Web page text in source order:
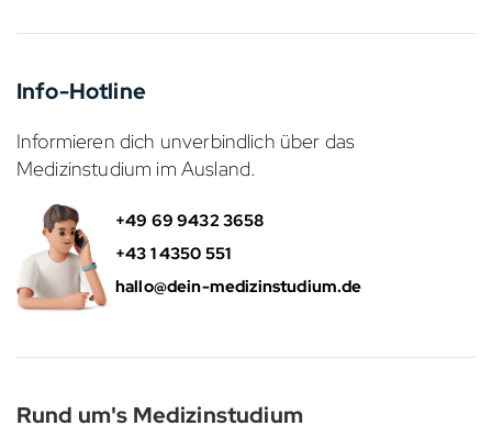
Info-Hotline
Informieren dich unverbindlich über das
Medizinstudium im Ausland.
+49 69 9432 3658
+43 1 4350 551
hallo@dein-medizinstudium.de
Rund um's Medizinstudium